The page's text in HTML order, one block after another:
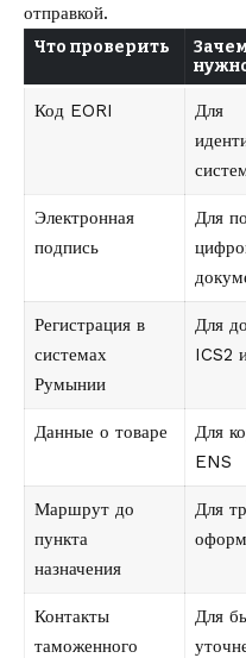
отправкой.
Что проверить
Код EORI
Для
Электронная
подпись
Для
Регистрация в
системах
Румынии
Для
ICS2
Данные о товаре
Для
ENS
Маршрут до
пункта
назначения
Для
Контакты
таможенного
Для